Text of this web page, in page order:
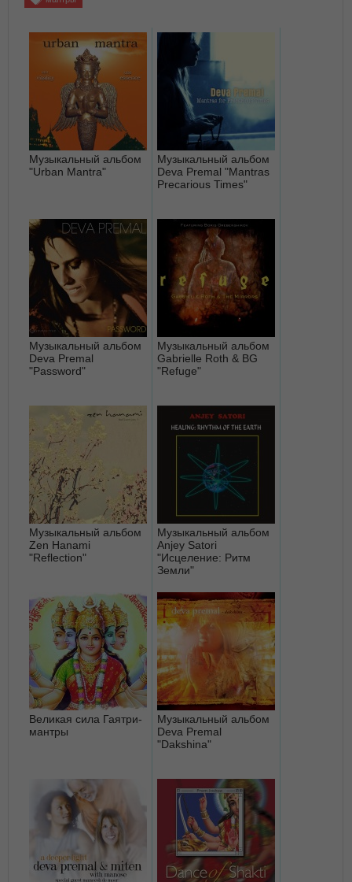
Музыкальный альбом
"Urban Mantra"
Музыкальный альбом
Deva Premal "Mantras
Precarious Times"
Музыкальный альбом
Deva Premal
"Password"
Музыкальный альбом
Gabrielle Roth & BG
"Refuge"
Музыкальный альбом
Zen Hanami
"Reflection"
Музыкальный альбом
Anjey Satori
"Исцеление: Ритм
Земли"
Великая сила Гаятри-
мантры
Музыкальный альбом
Deva Premal
"Dakshina"